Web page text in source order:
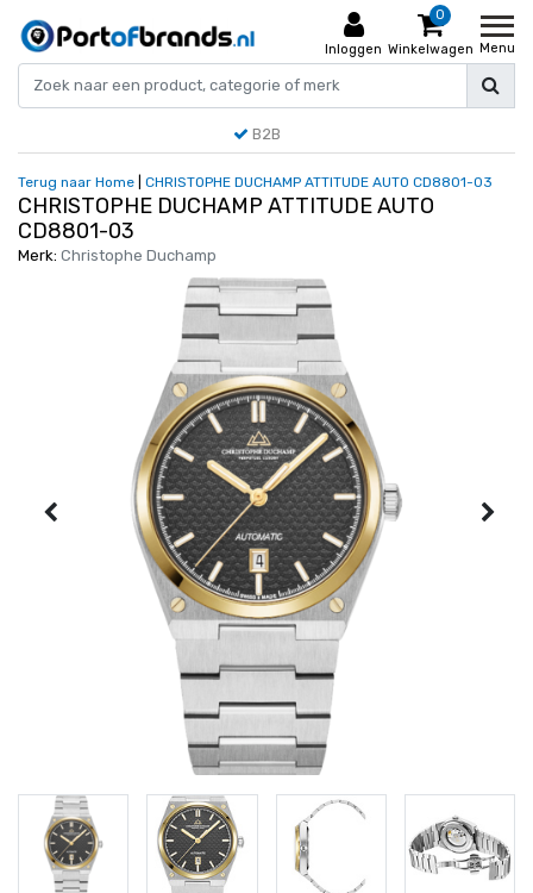
Inloggen
0
Winkelwagen Menu
B2B
Terug naar Home CHRISTOPHE DUCHAMP ATTITUDE AUTO CD8801-03
CHRISTOPHE DUCHAMP ATTITUDE AUTO
CD8801-03
Merk: Christophe Duchamp